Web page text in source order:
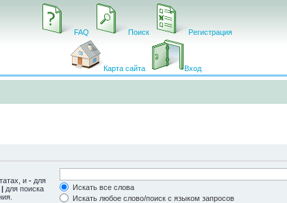
FAQ Поиск Регистрация
Карта сайта Вход
и - для
| для поиска
Искать все слова
Искать любое слово/поиск с языком запросов